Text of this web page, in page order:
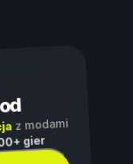
z modami
gier